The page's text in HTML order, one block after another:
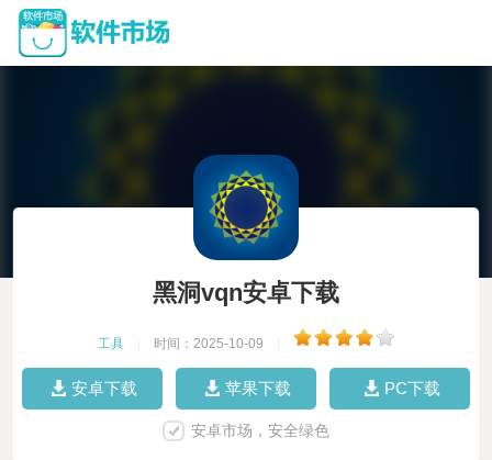
黑洞vqn安卓下载
工具 时间：2025-10-09
安卓下载 苹果下载 PC下载
安卓市场，安全绿色